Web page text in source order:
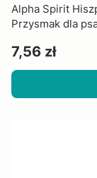
Alpha Spirit
Przysmak dla
Cena
7,56 zł